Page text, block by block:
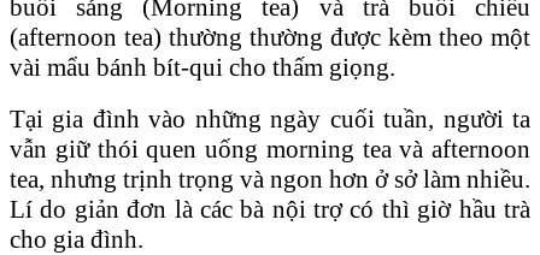
buổi sáng (Morning tea) và trà buổi chiều
(afternoon tea) thường thường được kèm theo một
vài mẩu bánh bít-qui cho thấm giọng.
Tại gia đình vào những ngày cuối tuần, người ta
vẫn giữ thói quen uống morning tea và afternoon
tea, nhưng trịnh trọng và ngon hơn ở sở làm nhiều.
Lí do giản đơn là các bà nội trợ có thì giờ hầu trà
cho gia đình.